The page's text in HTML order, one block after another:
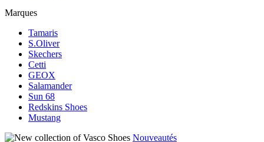
Marques
Tamaris
S.Oliver
Skechers
Cetti
GEOX
Salamander
Sun 68
Redskins Shoes
Mustang
Nouveautés